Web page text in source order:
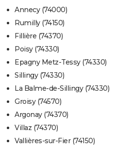
Annecy (74000)
Rumilly (74150)
Fillière (74370)
Poisy (74330)
Epagny Metz-Tessy (74330)
Sillingy (74330)
La Balme-de-Sillingy (74330)
Groisy (74570)
Argonay (74370)
Villaz (74370)
Vallières-sur-Fier (74150)